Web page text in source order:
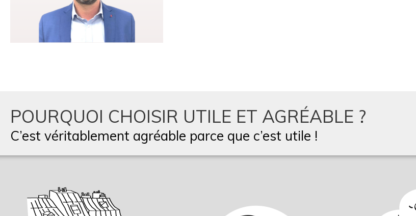
POURQUOI CHOISIR UTILE ET AGRÉABLE ?
C’est véritablement agréable parce que c’est utile !